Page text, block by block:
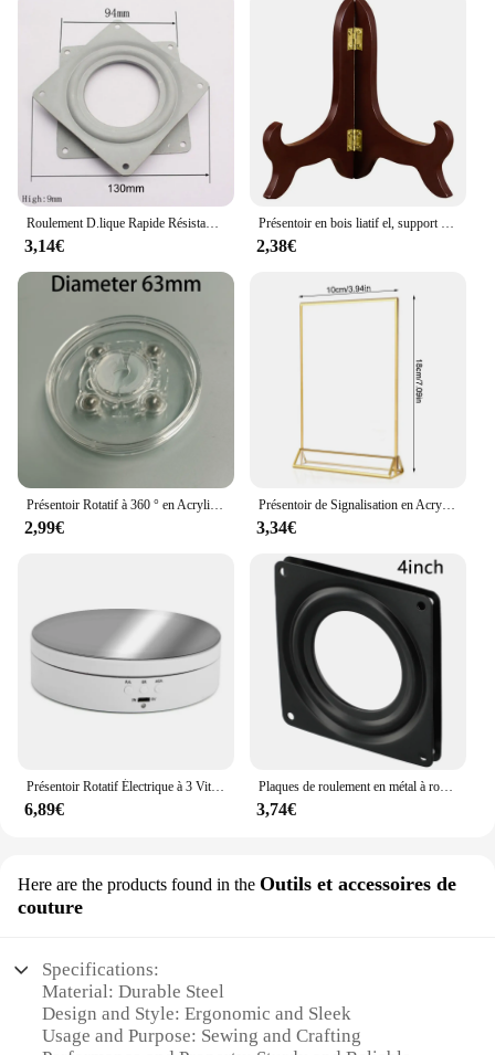
Roulement D.lique Rapide Résistant à 360 °, Plaque de Roulement Colorable à Comcussion Rotative, pour Table de Bureau
3,14€
Présentoir en bois liatif el, support de plaque pliable pour table de mariage, étagère de rangement pour cadre photo, décoration de la maison, 4 ", 5", 6/7"
2,38€
Présentoir Rotatif à 360 ° en Acrylique Coloré, Base Ronde Transparente, Assiettes de Décoration de Bijoux Paresseux, Quincaillerie de Meubles
2,99€
Présentoir de Signalisation en Acrylique Transparent, Polyvalent, Double Face, Cadre localité, Plaque d'Immatriculation de Mariage, Carte de Menu T1
3,34€
Présentoir Rotatif Électrique à 3 Vitesses, Miroir Résistant à 360, Porte-Bijoux Coloré, Batterie/Alimentation USB pour Prise de Vue Photographique
6,89€
Plaques de roulement en métal à roulement rotatif, matériel de meubles debout, présentoir coloré, Leuven, 3 ", 4/6", 360
3,74€
Here are the products found in the Outils et accessoires de
couture
Specifications:
Material: Durable Steel
Design and Style: Ergonomic and Sleek
Usage and Purpose: Sewing and Crafting